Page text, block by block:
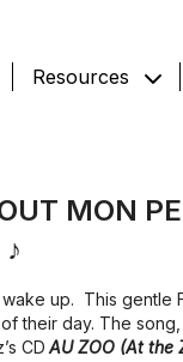
Resources
MON
up. This gentle
their day. The
CD AU ZOO (At the